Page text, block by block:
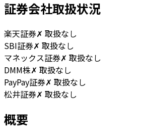
証券会社取扱状況
楽天証券✗ 取扱なし
SBI証券✗ 取扱なし
マネックス証券✗ 取扱なし
DMM株✗ 取扱なし
PayPay証券✗ 取扱なし
松井証券✗ 取扱なし
概要